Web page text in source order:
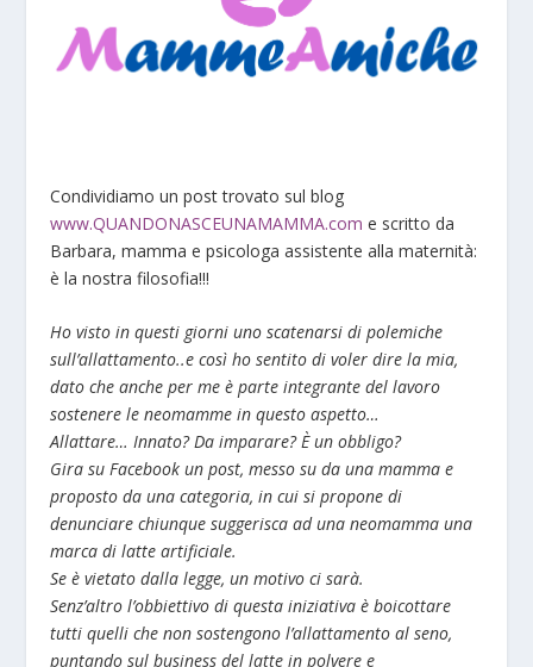
Condividiamo un post trovato sul blog
www.QUANDONASCEUNAMAMMA.com e scritto da
Barbara, mamma e psicologa assistente alla maternità:
è la nostra filosofia!!!
Ho visto in questi giorni uno scatenarsi di polemiche
sull’allattamento..e così ho sentito di voler dire la mia,
dato che anche per me è parte integrante del lavoro
sostenere le neomamme in questo aspetto…
Allattare… Innato? Da imparare? È un obbligo?
Gira su Facebook un post, messo su da una mamma e
proposto da una categoria, in cui si propone di
denunciare chiunque suggerisca ad una neomamma una
marca di latte artificiale.
Se è vietato dalla legge, un motivo ci sarà.
Senz’altro l’obbiettivo di questa iniziativa è boicottare
tutti quelli che non sostengono l’allattamento al seno,
puntando sul business del latte in polvere e